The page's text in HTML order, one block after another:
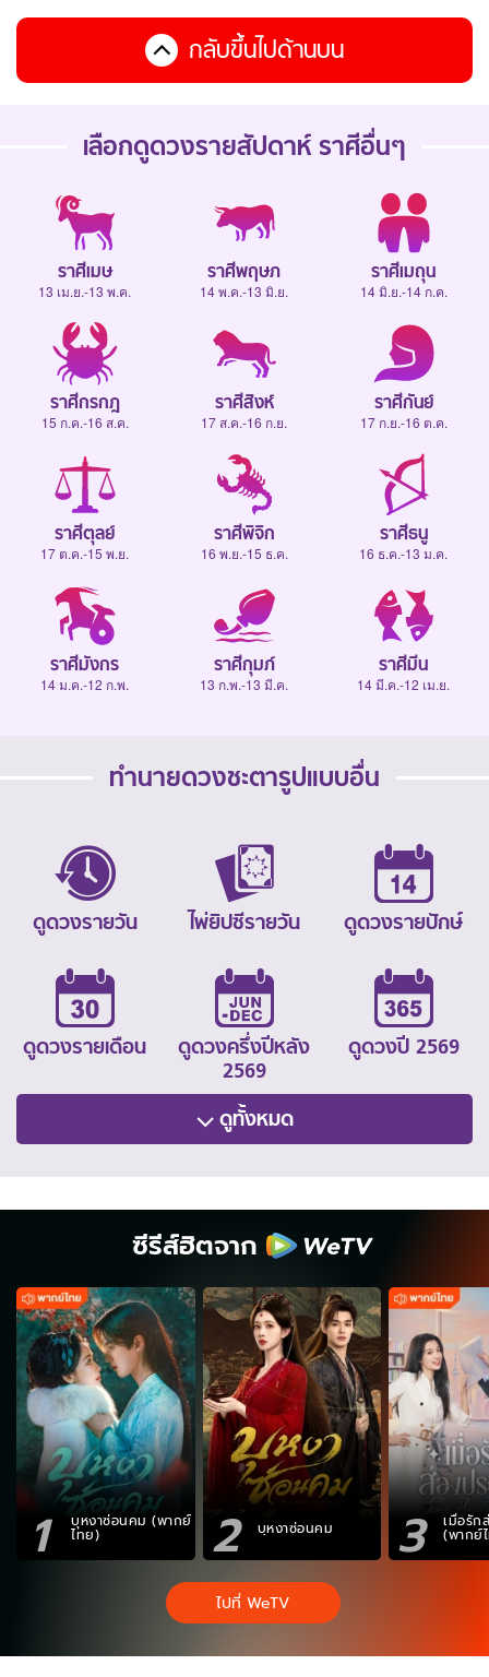
กลับขึ้นไปด้านบน
เลือกดูดวงรายสัปดาห์ ราศีอื่นๆ
ราศีเมษ
13 เม.ย.-13 พ.ค.
ราศีพฤษภ
14 พ.ค.-13 มิ.ย.
ราศีเมถุน
14 มิ.ย.-14 ก.ค.
ราศีกรกฎ
15 ก.ค.-16 ส.ค.
ราศีสิงห์
17 ส.ค.-16 ก.ย.
ราศีกันย์
17 ก.ย.-16 ต.ค.
ราศีตุลย์
17 ต.ค.-15 พ.ย.
ราศีพิจิก
16 พ.ย.-15 ธ.ค.
ราศีธนู
16 ธ.ค.-13 ม.ค.
ราศีมังกร
14 ม.ค.-12 ก.พ.
ราศีกุมภ์
13 ก.พ.-13 มี.ค.
ราศีมีน
14 มี.ค.-12 เม.ย.
ทำนายดวงชะตารูปแบบอื่น
ดูดวงรายวัน ไพ่ยิปซีรายวัน ดูดวงรายปักษ์
ดูดวงรายเดือน
ดูดวงครึ่งปีหลัง
2569
ดูดวงปี 2569
ดูทั้งหมด
ซีรีส์ฮิตจาก
1 บุหงาซ่อนคม (พากย์
ไทย) 2 บุหงาซ่อนคม 3 เมื่อรัก
(พากย์
ไปที่ WeTV